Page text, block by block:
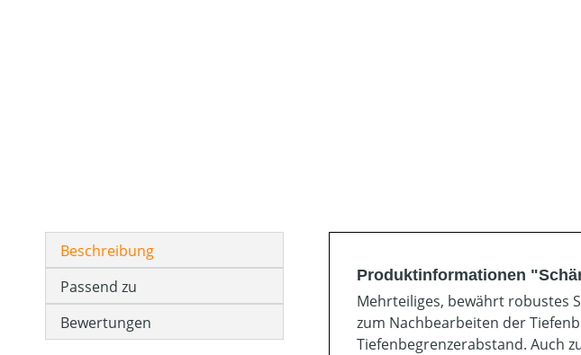
Beschreibung
Passend zu
Bewertungen
Produktinformationen
Mehrteiliges, bewährt robustes
zum Nachbearbeiten der
Tiefenbegrenzerabstand. Auch